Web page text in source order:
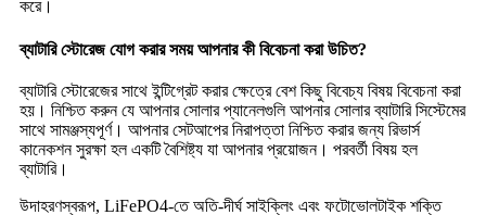
করে।
ব্যাটারি স্টোরেজ যোগ করার সময় আপনার কী বিবেচনা করা উচিত?
ব্যাটারি স্টোরেজের সাথে ইন্টিগ্রেট করার ক্ষেত্রে বেশ কিছু বিবেচ্য বিষয় বিবেচনা করা
হয়। নিশ্চিত করুন যে আপনার সোলার প্যানেলগুলি আপনার সোলার ব্যাটারি সিস্টেমের
সাথে সামঞ্জস্যপূর্ণ। আপনার সেটআপের নিরাপত্তা নিশ্চিত করার জন্য রিভার্স
কানেকশন সুরক্ষা হল একটি বৈশিষ্ট্য যা আপনার প্রয়োজন। পরবর্তী বিষয় হল
ব্যাটারি।
উদাহরণস্বরূপ, LiFePO4-তে অতি-দীর্ঘ সাইক্লিং এবং ফটোভোলটাইক শক্তি